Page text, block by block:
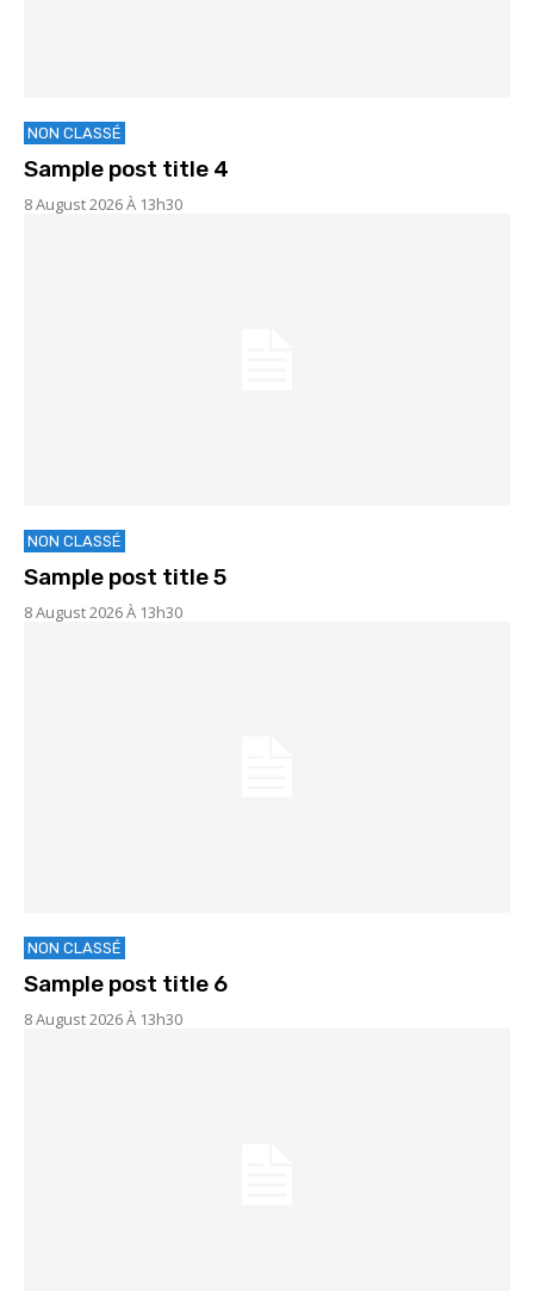
NON CLASSÉ
Sample post title 4
8 August 2026 À 13h30
NON CLASSÉ
Sample post title 5
8 August 2026 À 13h30
NON CLASSÉ
Sample post title 6
8 August 2026 À 13h30